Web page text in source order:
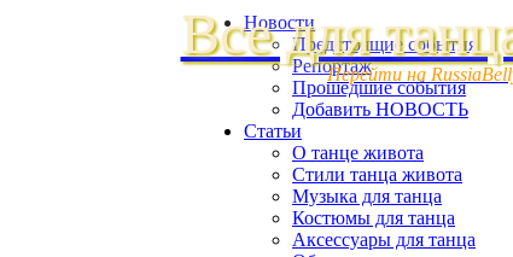
Все для
Перейти на
Новости
Предстоящие события
Репортаж
Прошедшие события
Добавить НОВОСТЬ
Статьи
О танце живота
Стили танца живота
Музыка для танца
Костюмы для танца
Аксессуары для танца